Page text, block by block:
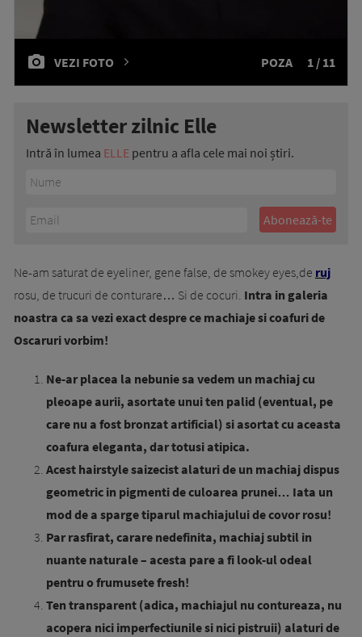
VEZI FOTO POZA 1 / 11
Newsletter zilnic Elle
Intră în lumea ELLE pentru a afla cele mai noi știri.
Ne-am saturat de eyeliner, gene false, de smokey eyes,de ruj
rosu, de trucuri de conturare… Si de cocuri. Intra in galeria
noastra ca sa vezi exact despre ce machiaje si coafuri de
Oscaruri vorbim!
Ne-ar placea la nebunie sa vedem un machiaj cu
pleoape aurii, asortate unui ten palid (eventual, pe
care nu a fost bronzat artificial) si asortat cu aceasta
coafura eleganta, dar totusi atipica.
Acest hairstyle saizecist alaturi de un machiaj dispus
geometric in pigmenti de culoarea prunei… Iata un
mod de a sparge tiparul machiajului de covor rosu!
Par rasfirat, carare nedefinita, machiaj subtil in
nuante naturale – acesta pare a fi look-ul odeal
pentru o frumusete fresh!
Ten transparent (adica, machiajul nu contureaza, nu
acopera nici imperfectiunile si nici pistruii) alaturi de